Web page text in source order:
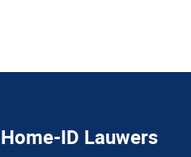
Home-ID Lauwers